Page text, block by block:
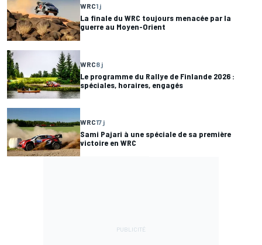
WRC1 j
La finale du WRC toujours menacée par la
guerre au Moyen-Orient
WRC8 j
Le programme du Rallye de Finlande 2026 :
spéciales, horaires, engagés
WRC17 j
Sami Pajari à une spéciale de sa première
victoire en WRC